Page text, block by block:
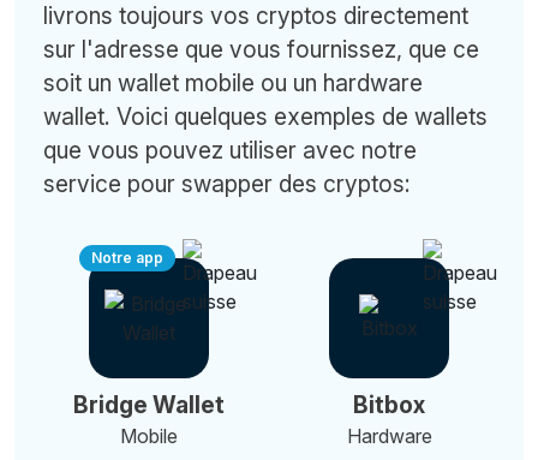
livrons toujours vos cryptos directement
sur l'adresse que vous fournissez, que ce
soit un wallet mobile ou un hardware
wallet. Voici quelques exemples de wallets
que vous pouvez utiliser avec notre
service pour swapper des cryptos:
Notre app
Bridge Wallet
Mobile
Bitbox
Hardware